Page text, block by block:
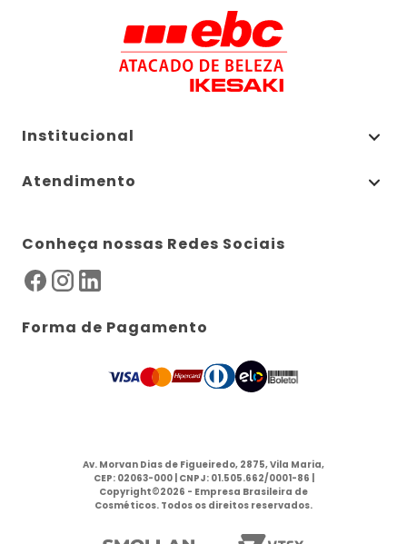
Institucional
Atendimento
Conheça nossas Redes Sociais
Forma de Pagamento
Av. Morvan Dias de Figueiredo, 2875, Vila Maria,
CEP: 02063-000 | CNPJ: 01.505.662/0001-86 |
Copyright©2026 - Empresa Brasileira de
Cosméticos. Todos os direitos reservados.